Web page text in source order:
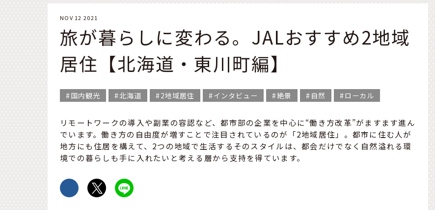
NOV 12 2021
旅が暮らしに変わる。JALおすすめ2地域
居住【北海道・東川町編】
国内観光 北海道 2地域居住 インタビュー 絶景 自然 ローカル
リモートワークの導入や副業の容認など、都市部の企業を中心に“働き方改革”がますます進ん
でいます。働き方の自由度が増すことで注目されているのが「2地域居住」。都市に住む人が
地方にも住居を構えて、2つの地域で生活するそのスタイルは、都会だけでなく自然溢れる環
境での暮らしも手に入れたいと考える層から支持を得ています。